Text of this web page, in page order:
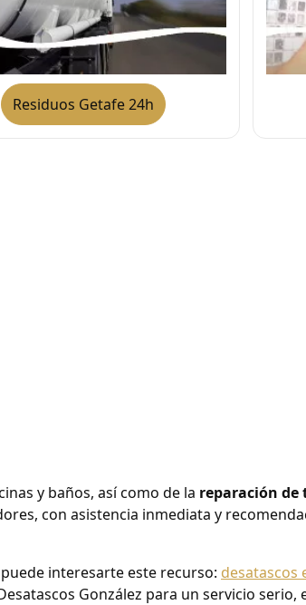
Residuos Getafe 24h
y baños, así como de la reparación de
con asistencia inmediata y
interesarte este recurso: desatascos
González para un servicio serio,